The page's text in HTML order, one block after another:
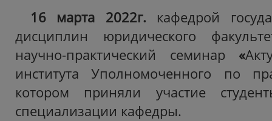
16 марта 2022г. кафедрой
дисциплин юридического
научно-практический семинар «
института Уполномоченного по
котором приняли участие
специализации кафедры.